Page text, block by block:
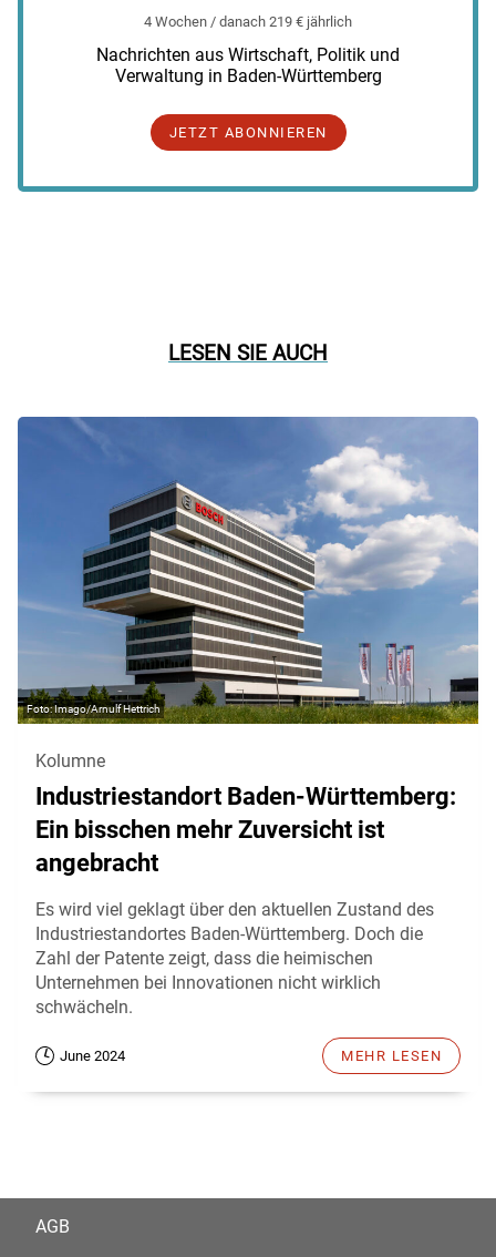
4 Wochen / danach 219 € jährlich
Nachrichten aus Wirtschaft, Politik und
Verwaltung in Baden-Württemberg
JETZT ABONNIEREN
LESEN SIE AUCH
Imago/Arnulf Hettrich
Kolumne
Industriestandort Baden-Württemberg:
Ein bisschen mehr Zuversicht ist
angebracht
Es wird viel geklagt über den aktuellen Zustand des
Industriestandortes Baden-Württemberg. Doch die
Zahl der Patente zeigt, dass die heimischen
Unternehmen bei Innovationen nicht wirklich
schwächeln.
June 2024 MEHR LESEN
AGB